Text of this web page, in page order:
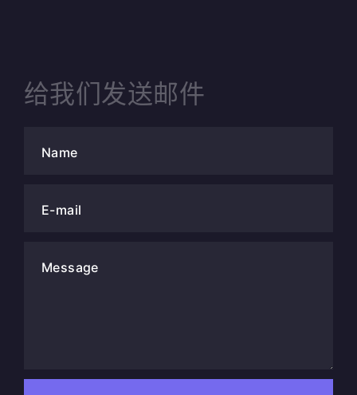
给我们发送邮件
Name
E-mail
Message